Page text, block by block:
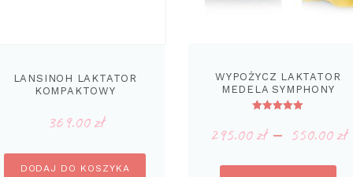
LANSINOH LAKTATOR
KOMPAKTOWY
369.00zł
DODAJ DO KOSZYKA
WYPOŻYCZ LAKTATOR
MEDELA SYMPHONY
na 5
295.00zł – 550.00zł